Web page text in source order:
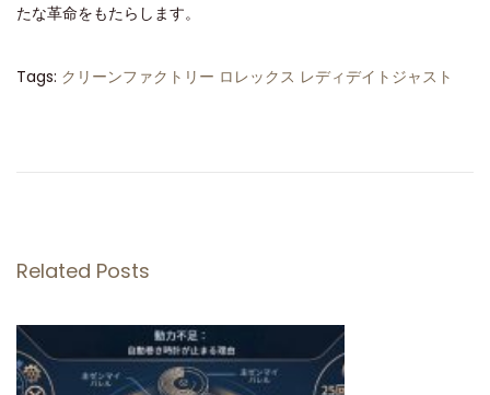
たな革命をもたらします。
Tags: クリーンファクトリー ロレックス レディデイトジャスト
ァ
ト
リ
ー
Related Posts